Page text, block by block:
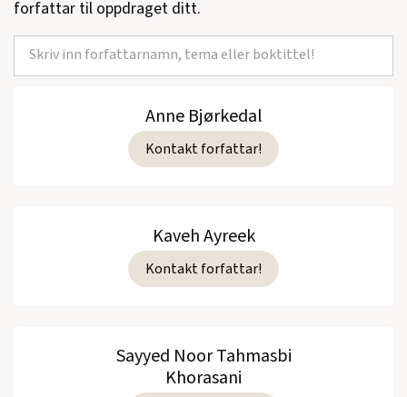
forfattar til oppdraget ditt.
Anne Bjørkedal
Kontakt forfattar!
Kaveh Ayreek
Kontakt forfattar!
Sayyed Noor Tahmasbi
Khorasani